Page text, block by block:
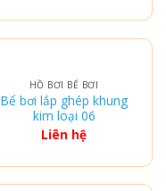
HỒ BƠI BỂ BƠI
Bể bơi lắp ghép khung
kim loại 06
Liên hệ